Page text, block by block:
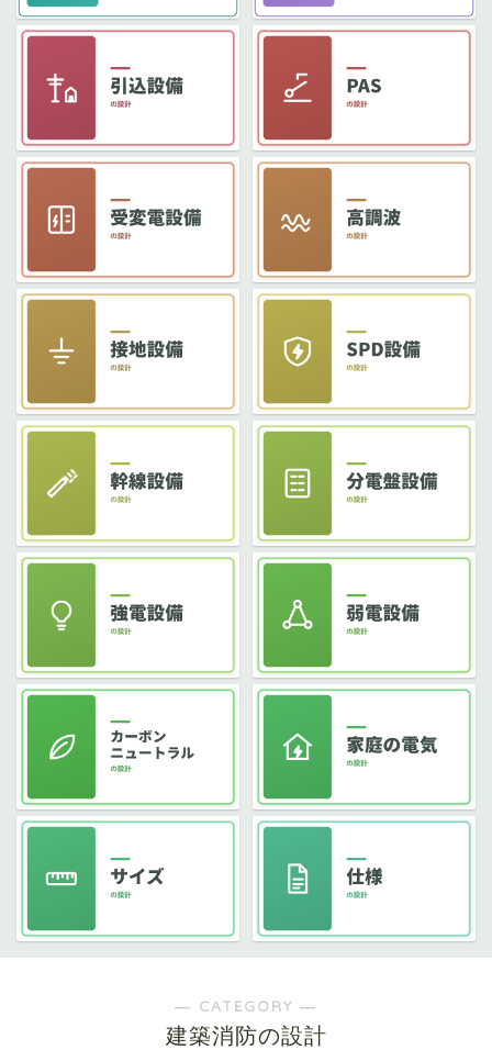
― CATEGORY ―
建築消防の設計